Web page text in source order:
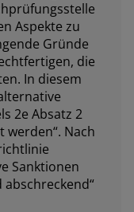
Aspekte zu
Gründe
die
In diesem
2e Absatz 2
werden“. Nach
Sanktionen
“